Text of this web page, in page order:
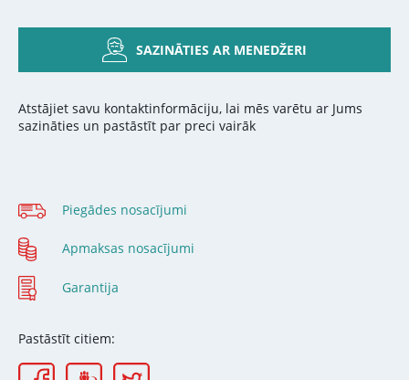
SAZINĀTIES AR MENEDŽERI
Atstājiet savu kontaktinformāciju, lai mēs varētu ar Jums
sazināties un pastāstīt par preci vairāk
Piegādes nosacījumi
Apmaksas nosacījumi
Garantija
Pastāstīt citiem: